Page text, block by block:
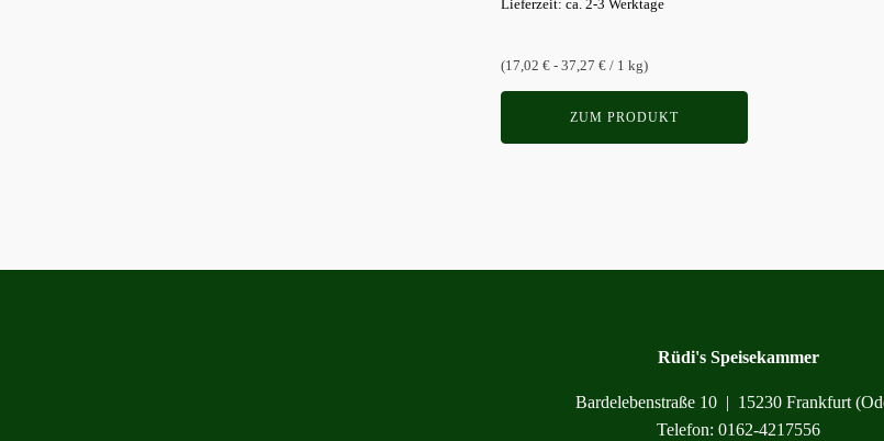
Lieferzeit: ca. 2-3 Werktage
(17,02 € - 37,27 € / 1 kg)
ZUM PRODUKT
der
werden
Rüdi's Speisekammer
Bardelebenstraße 10 | 15230 Frankfurt
Telefon: 0162-4217556